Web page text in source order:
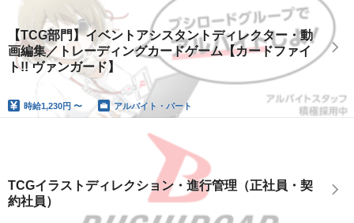
【TCG部門】イベントアシスタントディレクター・動
画編集／トレーディングカードゲーム【カードファイ
ト!! ヴァンガード】
時給1,230円 〜 アルバイト・パート
TCGイラストディレクション・進行管理（正社員・契
約社員）